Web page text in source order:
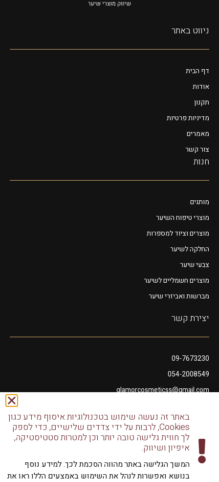
ניווט באתר
דף הבית
אודות
תקנון
מדיניות פרטיות
מאמרים
צור קשר
חנות
מותגים
מוצרי טיפוח השיער
מוצרים וציוד למספרות
החלקה לשיער
צבעי שיער
מוצרים חשמליים לשיער
מברשות ואביזרי שיער
יצירת קשר
09-7673230
054-2008549
glamorcosmeticss@gmail.com
דודו דותן 10, נתניהבאתר זה נעשה שימוש בטכנולוגיות איסוף מידע כגון
Cookies, לרבות על ידי צדדים שלישיים, כדי לספק
לך חווית גלישה טובה יותר וכן למטרות סטטיסטיקה,
איפיון ושיווק.
המשך הגלישה באתר מהווה הסכמת לכך. למידע נוסף
בנושא ואפשרות לנהל את השימוש באמצעים הללו ראו את